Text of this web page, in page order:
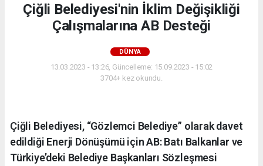
Çiğli Belediyesi'nin İklim Değişikliği
Çalışmalarına AB Desteği
DÜNYA
13.03.2023 - 13:26, Güncelleme: 15.09.2023 - 15:02
3704+ kez okundu.
Çiğli Belediyesi, “Gözlemci Belediye” olarak davet
edildiği Enerji Dönüşümü için AB: Batı Balkanlar ve
Türkiye’deki Belediye Başkanları Sözleşmesi